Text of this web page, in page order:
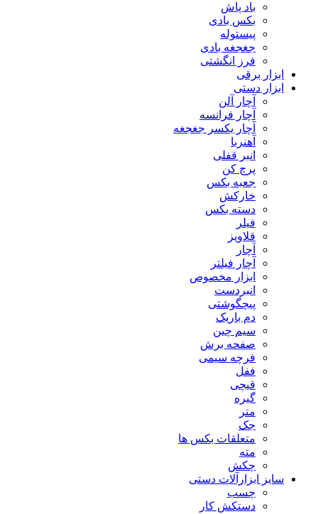
باد پاش
بکس بادی
پیستوله
جغجغه بادی
فرز انگشتی
ابزار برقی
ابزار دستی
آچار آلن
آچار فرانسه
آچار یکسر جغجغه
آهنربا
انبر قفلی
پرچ کن
جعبه بکس
خارکش
دسته بکس
فیلر
قلاویز
آچار
آچار فیلتر
ابزار مخصوص
انبردست
پیچگوشتی
دم باریک
سیم چین
صفحه برش
فرچه سیمی
ففل
قیچی
گیره
متر
جک
متعلقات بکس ها
مته
چکش
سایز ابزارآلات دستی
چسب
دستکش کار